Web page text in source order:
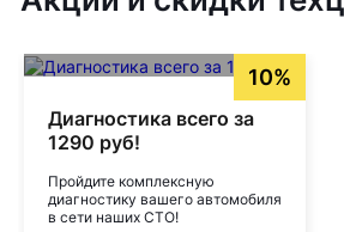
10%
Диагностика всего за
1290 руб!
Пройдите комплексную
диагностику вашего автомобиля
в сети наших СТО!